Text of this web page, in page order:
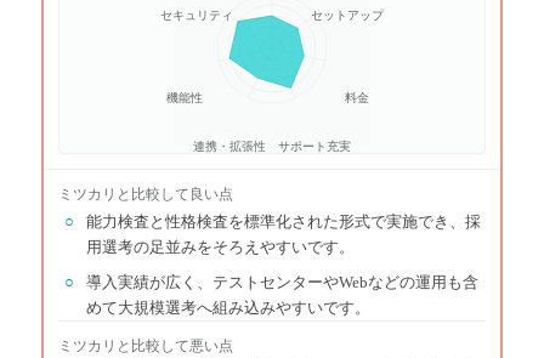
セットアップ
料金
サポート充実
連携・拡張性
機能性
セキュリティ
ミツカリ と比較して良い点
○
能力検査と性格検査を標準化された形式で実施でき、採
用選考の足並みをそろえやすいです。
○
導入実績が広く、テストセンターやWebなどの運用も含
めて大規模選考へ組み込みやすいです。
ミツカリ と比較して悪い点